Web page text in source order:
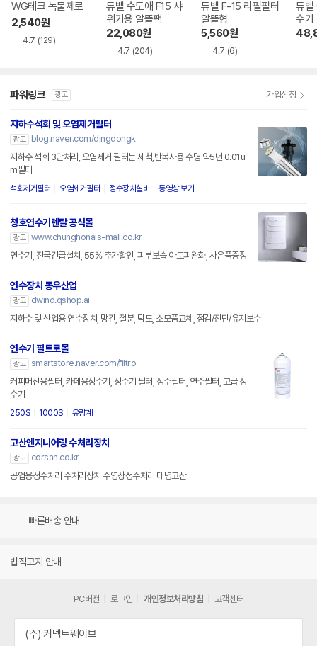
WG테크 녹물제로
2,540원
4.7 (129)
듀벨 수도애 F15 샤
워기용 알뜰팩
22,080원
4.7 (204)
듀벨 F-15 리필필터
알뜰형
5,560원
4.7 (6)
듀벨
수기
용
파워링크 광고 가입신청
지하수석회 및 오염제거필터
광고
blog.naver.com/dingdongk
지하수 석회 3단처리, 오염제거 필터는 세척,반복사용 수명 약5년 0.01u
m필터
석회제거필터 오염제거필터 정수장치설비 동영상 보기
청호연수기렌탈 공식몰
광고 www.chunghonais-mall.co.kr
연수기, 전국긴급설치, 55% 추가할인, 피부보습 아토피완화, 사은품증정
연수장치 동우산업
광고
dwind.qshop.ai
지하수 및 산업용 연수장치, 망간, 철분, 탁도, 소모품교체, 점검/진단/유지보수
연수기 필트로몰
광고 smartstore.naver.com/filtro
커피머신용필터, 카페용정수기, 정수기 필터, 정수필터, 연수필터, 고급 정
수기
250S 1000S 유량계
고산엔지니어링 수처리장치
광고
corsan.co.kr
공업용정수처리 수처리장치 수영장정수처리 대명고산
빠른배송 안내
법적고지 안내
PC버전 로그인 개인정보처리방침 고객센터
(주) 커넥트웨이브